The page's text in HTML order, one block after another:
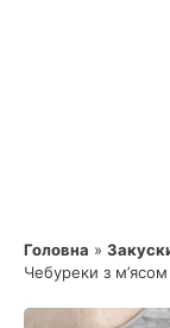
Головна »
Чебуреки з